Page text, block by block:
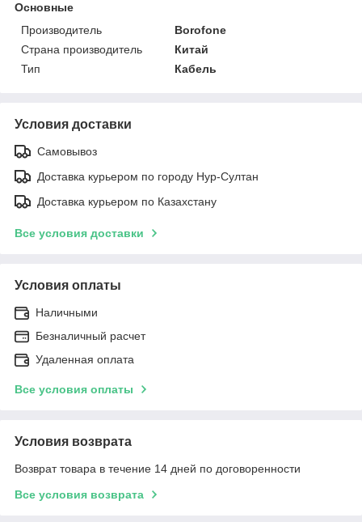
Основные
Производитель
Borofone
Страна производитель
Китай
Тип
Кабель
Условия доставки
Самовывоз
Доставка курьером по городу Нур-Султан
Доставка курьером по Казахстану
Все условия доставки
Условия оплаты
Наличными
Безналичный расчет
Удаленная оплата
Все условия оплаты
Условия возврата
Возврат товара в течение 14 дней по договоренности
Все условия возврата